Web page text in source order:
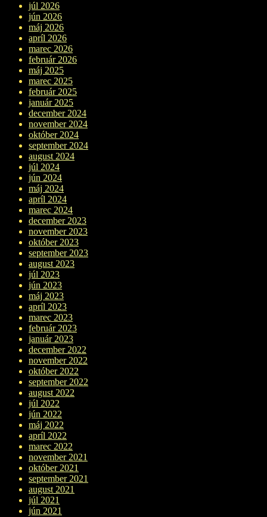
júl 2026
jún 2026
máj 2026
apríl 2026
marec 2026
február 2026
máj 2025
marec 2025
február 2025
január 2025
december 2024
november 2024
október 2024
september 2024
august 2024
júl 2024
jún 2024
máj 2024
apríl 2024
marec 2024
december 2023
november 2023
október 2023
september 2023
august 2023
júl 2023
jún 2023
máj 2023
apríl 2023
marec 2023
február 2023
január 2023
december 2022
november 2022
október 2022
september 2022
august 2022
júl 2022
jún 2022
máj 2022
apríl 2022
marec 2022
november 2021
október 2021
september 2021
august 2021
júl 2021
jún 2021